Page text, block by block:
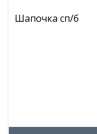
Шапочка сп/б